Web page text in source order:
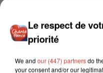
Le respect de
priorité
We and our (447) partnersdo
your consent and/or our